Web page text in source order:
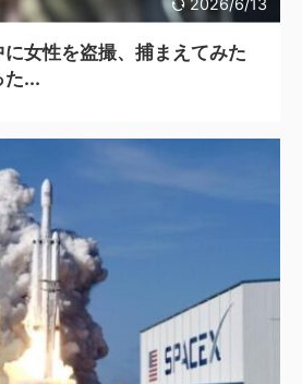
女性を盗撮、捕まえてみた
た...